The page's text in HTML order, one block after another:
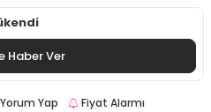
Haber Ver
Yorum Yap Fiyat Alarmı